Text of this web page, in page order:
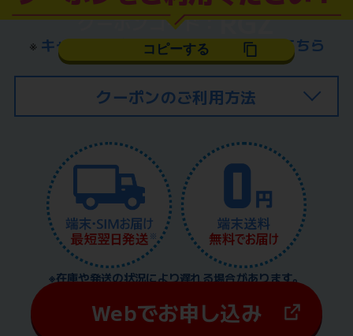
クーポンコード：RGZ
コピーする
※ キャッシュバッククーポン特典詳細はこちら
クーポンのご利用方法
※在庫や発送の状況により遅れる場合があります。
Webでお申し込み